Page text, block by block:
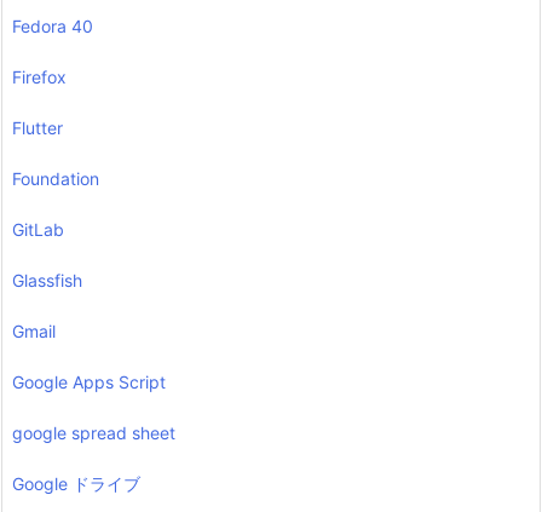
Fedora 40
Firefox
Flutter
Foundation
GitLab
Glassfish
Gmail
Google Apps Script
google spread sheet
Google ドライブ